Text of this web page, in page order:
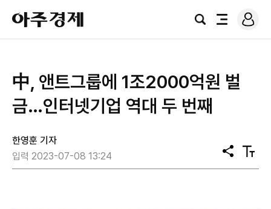
아
주
경
검
전
로
그
中, 앤트그룹에 1조2000억원 벌
금…인터넷기업 역대 두 번째
한영훈 기자
입력 2023-07-08 13:24
공
유
텍
스